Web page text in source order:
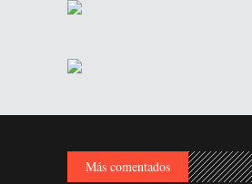
Más comentados